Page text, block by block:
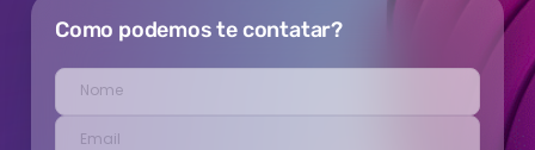
Como podemos te contatar?
Nome
Email